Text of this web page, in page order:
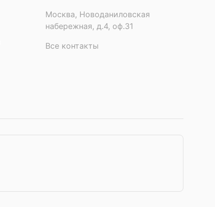
Москва, Новоданиловская
набережная, д.4, оф.31
Все контакты